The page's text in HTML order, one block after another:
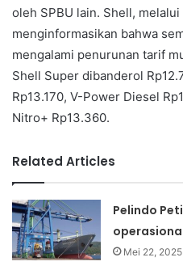
oleh SPBU lain. Shell,
menginformasikan bahwa
mengalami penurunan tarif
Shell Super dibanderol
Rp13.170, V-Power Diesel
Nitro+ Rp13.360.
Related Articles
Pelindo
Mei 22, 2025